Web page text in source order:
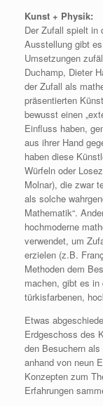
Kunst + Physik:
Der Zufall spielt in
Ausstellung gibt
Umsetzungen
Duchamp, Dieter
der Zufall als
präsentierten
bewusst einen
Einfluss haben,
aus ihrer Hand
haben diese
Würfeln oder
Molnar), die zwar
als solche
Mathematik“.
hochmoderne
verwendet, um
erzielen (z.B.
Methoden dem
machen, gibt es
türkisfarbenen,
Etwas
Erdgeschoss des
den Besuchern als
anhand von neun
Konzepten zum
Erfahrungen